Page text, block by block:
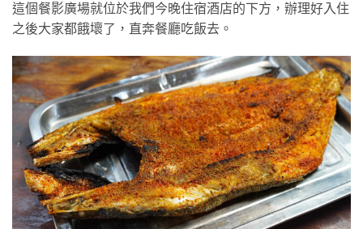
這個餐影廣場就位於我們今晚住宿酒店的下方，辦理好入住
之後大家都餓壞了，直奔餐廳吃飯去。